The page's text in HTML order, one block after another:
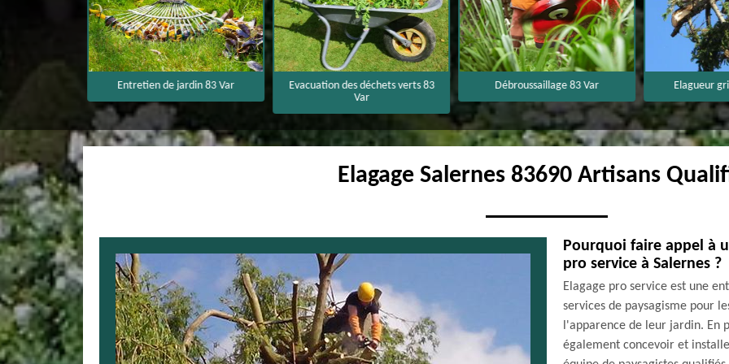
Entretien de jardin 83 Var
Evacuation des déchets verts 83
Var
Débroussaillage 83 Var Elagueur
Elagage Salernes 83690 Artisans
Pourquoi faire appel à
pro service à Salernes ?
Elagage pro service est une
services de paysagisme pour
l'apparence de leur jardin. En
également concevoir et